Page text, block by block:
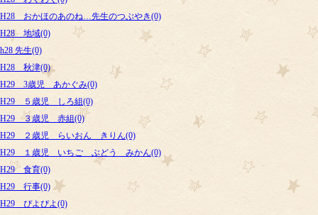
H28 おかほのあのね…先生のつぶやき(0)
H28 地域(0)
h28 先生(0)
H28 秋津(0)
H29 3歳児 あかぐみ(0)
H29 ５歳児 しろ組(0)
H29 ３歳児 赤組(0)
H29 ２歳児 らいおん きりん(0)
H29 １歳児 いちご ぶどう みかん(0)
H29 食育(0)
H29 行事(0)
H29 ぴよぴよ(0)